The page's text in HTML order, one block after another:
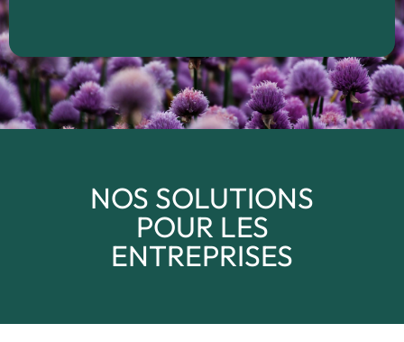
NOS SOLUTIONS
POUR LES
ENTREPRISES